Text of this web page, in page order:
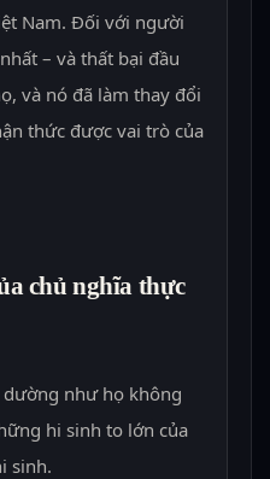
Nam. Đối với người
– và thất bại đầu
và nó đã làm thay đổi
thức được vai trò của
chủ nghĩa thực
như họ không
hi sinh to lớn của
sinh.